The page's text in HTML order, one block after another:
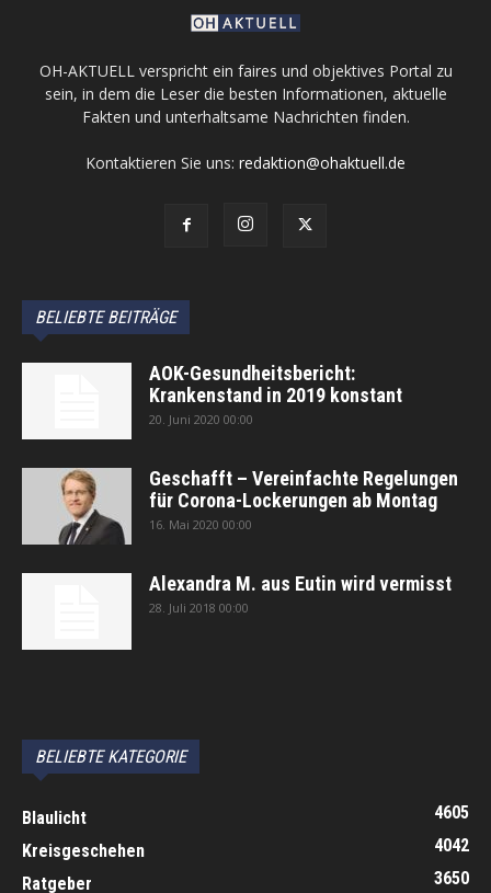
OH-AKTUELL verspricht ein faires und objektives Portal zu
sein, in dem die Leser die besten Informationen, aktuelle
Fakten und unterhaltsame Nachrichten finden.
Kontaktieren Sie uns: redaktion@ohaktuell.de
BELIEBTE BEITRÄGE
AOK-Gesundheitsbericht:
Krankenstand in 2019 konstant
20. Juni 2020 00:00
Geschafft – Vereinfachte Regelungen
für Corona-Lockerungen ab Montag
16. Mai 2020 00:00
Alexandra M. aus Eutin wird vermisst
28. Juli 2018 00:00
BELIEBTE KATEGORIE
Blaulicht
4605
Kreisgeschehen
4042
Ratgeber
3650